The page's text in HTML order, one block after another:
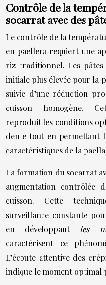
Contrôle de la
socarrat avec des
Le contrôle de la
en paellera requiert une
riz traditionnel. Les pâtes
initiale plus élevée pour la
suivie d’une réduction
cuisson homogène.
reproduit les conditions
dente tout en permettant
caractéristiques de la paella.
La formation du socarrat
augmentation contrôlée
cuisson. Cette
surveillance constante
en développant les
caractérisent ce
L’écoute attentive des
indique le moment